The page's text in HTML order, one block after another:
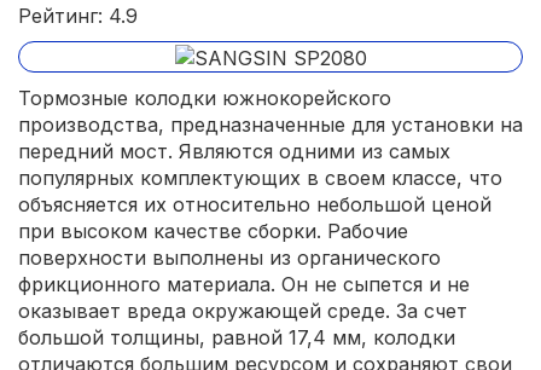
Рейтинг: 4.9
Тормозные колодки южнокорейского
производства, предназначенные для установки на
передний мост. Являются одними из самых
популярных комплектующих в своем классе, что
объясняется их относительно небольшой ценой
при высоком качестве сборки. Рабочие
поверхности выполнены из органического
фрикционного материала. Он не сыпется и не
оказывает вреда окружающей среде. За счет
большой толщины, равной 17,4 мм, колодки
отличаются большим ресурсом и сохраняют свои